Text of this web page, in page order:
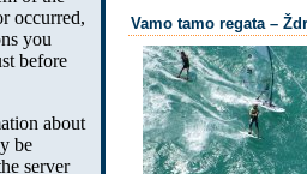
Vamo tamo regata –